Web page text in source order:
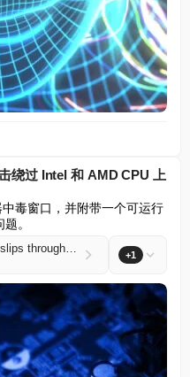
绕过 Intel 和 AMD CPU 上
毒窗口，并附带一个可运行
。
MIT boffins' TONTOU attack slips through Spectre defenses on Intel and AMD CPUs +1